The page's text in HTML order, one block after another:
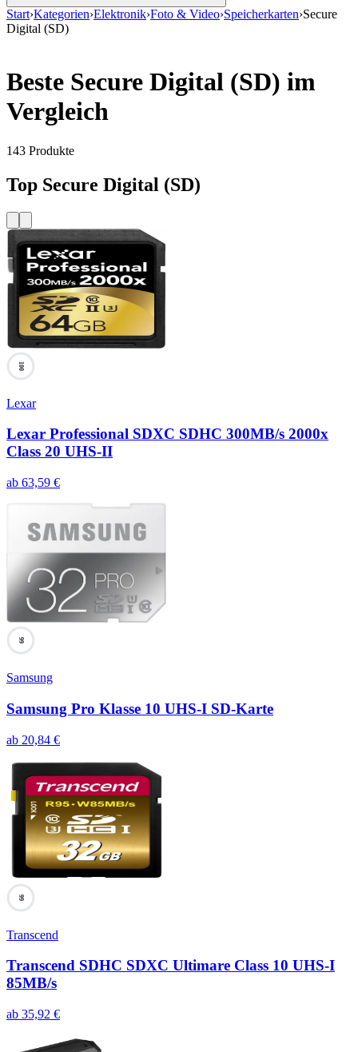
Start›Kategorien›Elektronik›Foto & Video›Speicherkarten›Secure
Digital (SD)
Beste Secure Digital (SD) im
Vergleich
143 Produkte
Top Secure Digital (SD)
100
Lexar
Lexar Professional SDXC SDHC 300MB/s 2000x
Class 20 UHS-II
ab 63,59 €
99
Samsung
Samsung Pro Klasse 10 UHS-I SD-Karte
ab 20,84 €
99
Transcend
Transcend SDHC SDXC Ultimare Class 10 UHS-I
85MB/s
ab 35,92 €